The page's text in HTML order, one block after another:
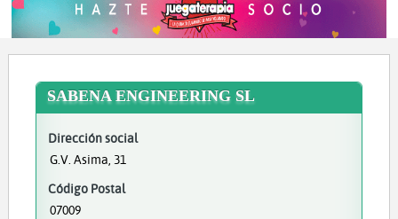
SABENA ENGINEERING SL
Dirección social
G.V. Asima, 31
Código Postal
07009